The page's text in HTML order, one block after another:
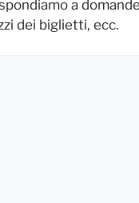
a
dei biglietti, ecc.